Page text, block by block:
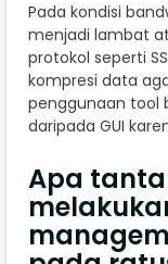
Pada kondisi
menjadi lambat
protokol seperti
kompresi data
penggunaan tool
daripada GUI
Apa